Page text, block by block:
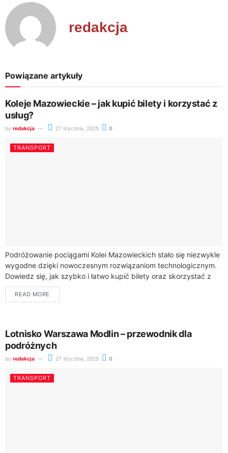
redakcja
Powiązane artykuły
Koleje Mazowieckie – jak kupić bilety i korzystać z
usług?
by redakcja 27 stycznia, 2025 0
TRANSPORT
Podróżowanie pociągami Kolei Mazowieckich stało się niezwykle
wygodne dzięki nowoczesnym rozwiązaniom technologicznym.
Dowiedz się, jak szybko i łatwo kupić bilety oraz skorzystać z
dostępnych usług transportowych.Koleje Mazowieckie oferują
kompleksowe możliwości...
READ MORE
Lotnisko Warszawa Modlin – przewodnik dla
podróżnych
by redakcja 27 stycznia, 2025 0
TRANSPORT